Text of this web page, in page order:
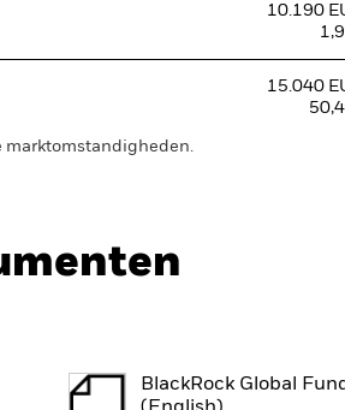
10.190
15.040
marktomstandigheden.
BlackRock Global